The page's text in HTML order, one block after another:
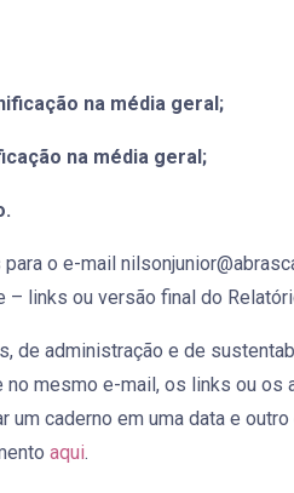
na média geral;
na média geral;
o e-mail
links ou versão final do
de administração e de
mesmo e-mail, os links ou
caderno em uma data e
aqui.